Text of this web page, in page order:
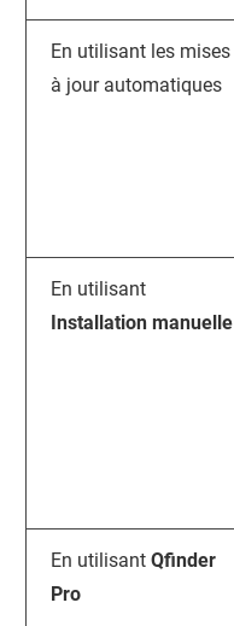
En utilisant les mises
à jour automatiques
En utilisant
Installation manuelle
En utilisant Qfinder
Pro